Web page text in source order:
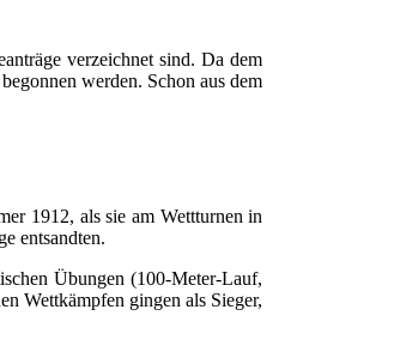
verzeichnet sind. Da dem
werden. Schon aus dem
1912, als sie am Wettturnen in
entsandten.
Übungen (100-Meter-Lauf,
Wettkämpfen gingen als Sieger,